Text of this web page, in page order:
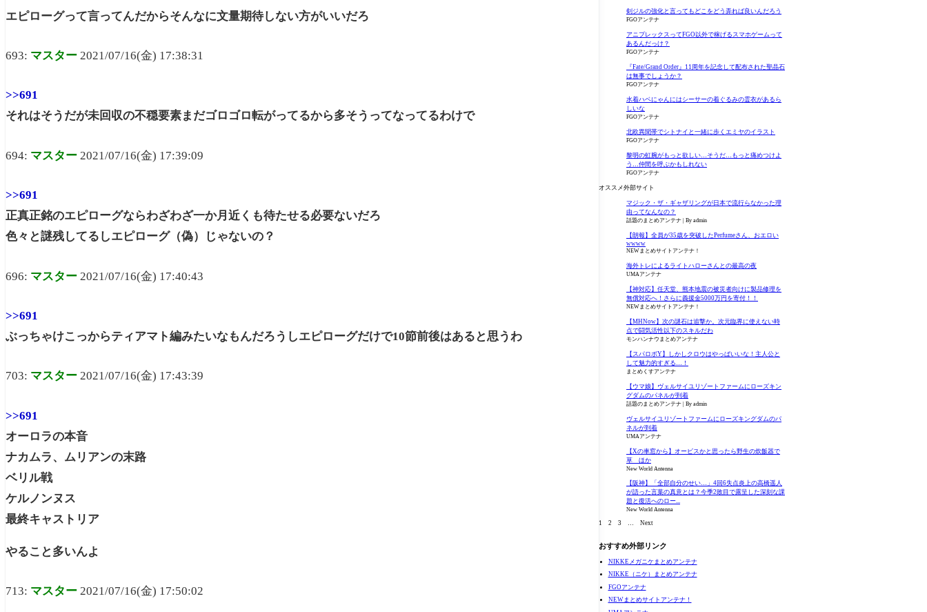
エピローグって言ってんだからそんなに文量期待しない方がいいだろ
693: マスター 2021/07/16(金) 17:38:31
>>691
それはそうだが未回収の不穏要素まだゴロゴロ転がってるから多そうってなってるわけで
694: マスター 2021/07/16(金) 17:39:09
>>691
正真正銘のエピローグならわざわざ一か月近くも待たせる必要ないだろ
色々と謎残してるしエピローグ（偽）じゃないの？
696: マスター 2021/07/16(金) 17:40:43
>>691
ぶっちゃけこっからティアマト編みたいなもんだろうしエピローグだけで10節前後はあると思うわ
703: マスター 2021/07/16(金) 17:43:39
>>691
オーロラの本音
ナカムラ、ムリアンの末路
ベリル戦
ケルノンヌス
最終キャストリア
やること多いんよ
713: マスター 2021/07/16(金) 17:50:02
剣ジルの強化と言ってもどこをどう弄れば良いんだろう
FGOアンテナ
アニプレックスってFGO以外で稼げるスマホゲームって
あるんだっけ？
FGOアンテナ
『Fate/Grand Order』11周年を記念して配布された聖晶石
は無事でしょうか？
FGOアンテナ
水着ハベにゃんにはシーサーの着ぐるみの霊衣があるら
しいな
FGOアンテナ
北欧異聞帯でシトナイと一緒に歩くエミヤのイラスト
FGOアンテナ
黎明の虹腕がもっと欲しい…そうだ…もっと痛めつけよ
う…仲間を呼ぶかもしれない
FGOアンテナ
オススメ外部サイト
マジック・ザ・ギャザリングが日本で流行らなかった理
由ってなんなの？
話題のまとめアンテナ By admin
【朗報】全員が35歳を突破したPerfumeさん、おエロい
wwww
NEWまとめサイトアンテナ！
海外トレによるライトハローさんとの最高の夜
UMAアンテナ
【神対応】任天堂、熊本地震の被災者向けに製品修理を
無償対応へ！さらに義援金5000万円を寄付！！
NEWまとめサイトアンテナ！
【MHNow】次の謎石は追撃か。次元臨界に使えない時
点で闘気活性以下のスキルだわ
モンハンナウまとめアンテナ
【スパロボY】しかしクロウはやっぱいいな！主人公と
して魅力的すぎる…！
まとめくすアンテナ
【ウマ娘】ヴェルサイユリゾートファームにローズキン
グダムのパネルが到着
話題のまとめアンテナ By admin
ヴェルサイユリゾートファームにローズキングダムのパ
ネルが到着
UMAアンテナ
【Xの車窓から】オービスかと思ったら野生の炊飯器で
草 ほか
New World Antenna
【阪神】「全部自分のせい…」4回6失点炎上の高橋遥人
が語った言葉の真意とは？今季2敗目で露呈した深刻な課
題と復活へのロー...
New World Antenna
1 2 3 Next
おすすめ外部リンク
NIKKEメガニケまとめアンテナ
NIKKE（ニケ）まとめアンテナ
FGOアンテナ
NEWまとめサイトアンテナ！